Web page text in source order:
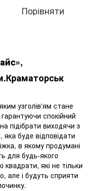
Порівняти
узголів'ям стане
гарантуючи спокійний
підібрати виходячи з
яка буде відповідати
, в якому продумані
для будь-якого
квадрати, які не тільки
але і будуть сприяти